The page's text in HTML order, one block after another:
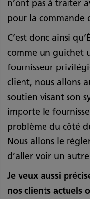
n’ont pas à traiter
pour la commande
C’est donc ainsi
comme un guichet
fournisseur
client, nous allons
soutien visant son
importe le
problème du côté
Nous allons le
d’aller voir un
Je veux aussi
nos clients actuels